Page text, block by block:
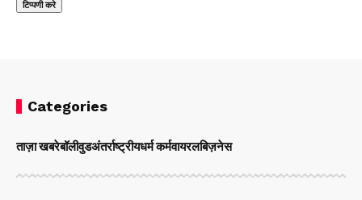
Categories
ताज़ा खबरेबॉलीवुडअंतर्राष्ट्रीयधर्म कर्मवायरलबिज़नेस